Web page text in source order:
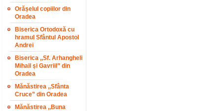
Orășelul copiilor din
Oradea
Biserica Ortodoxă cu
hramul Sfântul Apostol
Andrei
Biserica ,,Sf. Arhangheli
Mihail și Gavriil” din
Oradea
Mănăstirea ,,Sfânta
Cruce” din Oradea
Mănăstirea ,,Buna